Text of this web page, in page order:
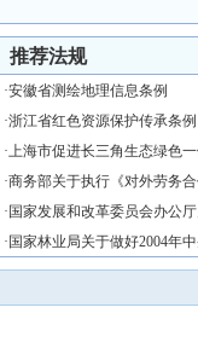
推荐法规
·安徽省测绘地理信息条例
·浙江省红色资源保护传承条例
·上海市促进长三角生态绿色
·商务部关于执行《对外劳务
· 国家发展和改革委员会办公
· 国家林业局关于做好2004年